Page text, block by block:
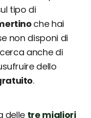
tipo di
che hai
non disponi di
anche di
dello
.
delle tre migliori